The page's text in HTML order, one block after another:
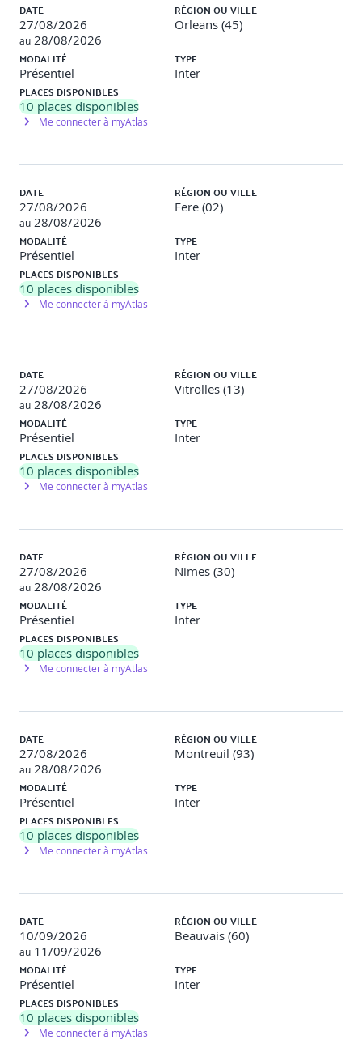
ou un presqu’accident.
Proposer et suivre une action corrective de premier
niveau.
Capitalisation :
Renseigner un tableau de suivi des actions et
remonter l’indicateur adéquat au CSE ou au service HSE.
Public visé :
Tout salarié amené à jouer un rôle de relais, de référent
ou de communicant interne sur les sujets de santé et de
sécurité au travail.
Prérequis :
D. Modalités pédagogiques :
Formation en présentiel :
action de formation synchrone
se déroulant avec la présence physique du (des)
formateur(s) et du (des) apprenant(s) réunis dans un
même lieu de formation.
E. Méthodes pédagogiques :
60 % pratique, 40 % apports cadrants
Vidéos courtes “1 accident, 1 leçon” → discussion
dirigée
Photolangage & quiz Kahoot® pour ancrage
mémoriel
Mise en situation filmée + débrief collectif
(méthode A.R.C.)
Support livret PDF + check-lists prêtes à l’emploi
DATE
27/08/2026
au 28/08/2026
RÉGION OU VILLE
Orleans (45)
MODALITÉ
Présentiel
TYPE
Inter
PLACES DISPONIBLES
10 places disponibles
Me connecter à myAtlas
DATE
27/08/2026
au 28/08/2026
RÉGION OU VILLE
Fere (02)
MODALITÉ
Présentiel
TYPE
Inter
PLACES DISPONIBLES
10 places disponibles
Me connecter à myAtlas
DATE
27/08/2026
au 28/08/2026
RÉGION OU VILLE
Vitrolles (13)
MODALITÉ
Présentiel
TYPE
Inter
PLACES DISPONIBLES
10 places disponibles
Me connecter à myAtlas
DATE
27/08/2026
au 28/08/2026
RÉGION OU VILLE
Nimes (30)
MODALITÉ
Présentiel
TYPE
Inter
PLACES DISPONIBLES
10 places disponibles
Me connecter à myAtlas
DATE
27/08/2026
au 28/08/2026
RÉGION OU VILLE
Montreuil (93)
MODALITÉ
Présentiel
TYPE
Inter
PLACES DISPONIBLES
10 places disponibles
Me connecter à myAtlas
DATE
10/09/2026
au 11/09/2026
RÉGION OU VILLE
Beauvais (60)
MODALITÉ
Présentiel
TYPE
Inter
PLACES DISPONIBLES
10 places disponibles
Me connecter à myAtlas